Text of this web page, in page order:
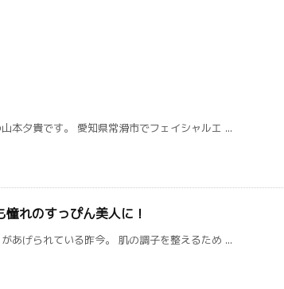
本夕貴です。 愛知県常滑市でフェイシャルエ ...
れのすっぴん美人に！
あげられている昨今。 肌の調子を整えるため ...